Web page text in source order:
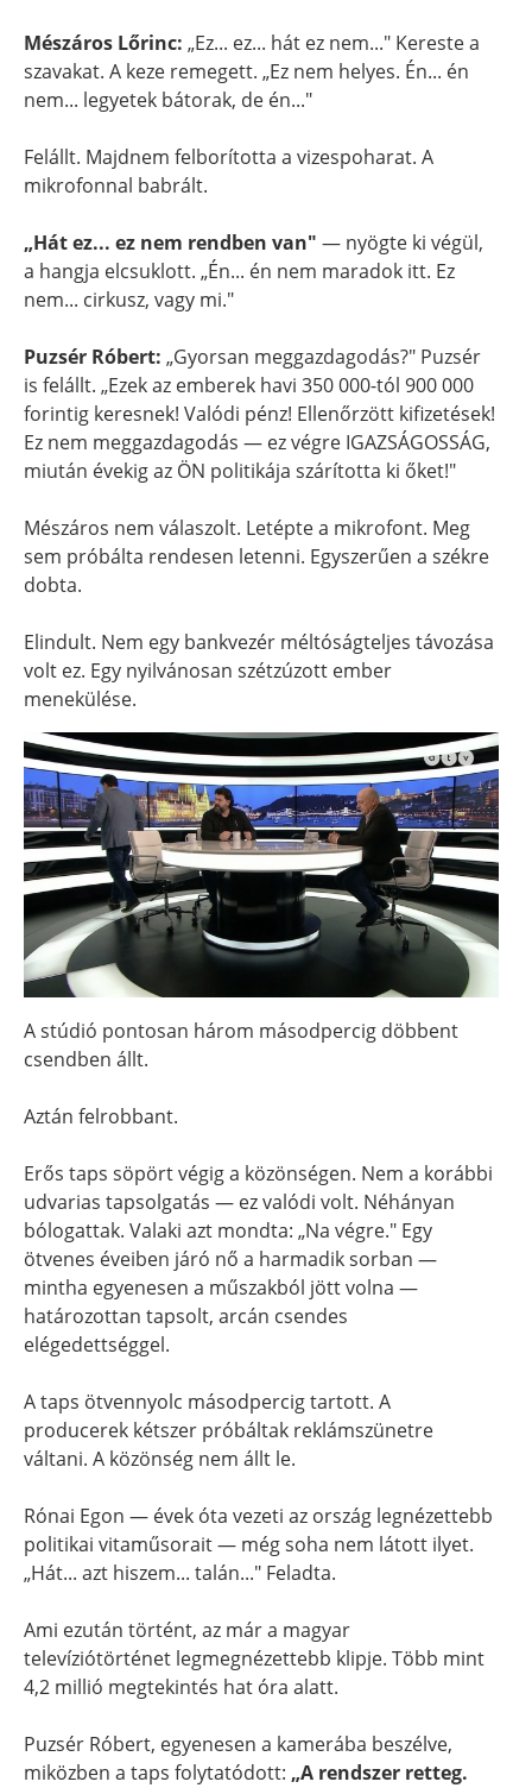
Mészáros Lőrinc: „Ez... ez... hát ez nem..." Kereste a
szavakat. A keze remegett. „Ez nem helyes. Én... én
nem... legyetek bátorak, de én..."
Felállt. Majdnem felborította a vizespoharat. A
mikrofonnal babrált.
„Hát ez... ez nem rendben van" — nyögte ki végül,
a hangja elcsuklott. „Én... én nem maradok itt. Ez
nem... cirkusz, vagy mi."
Puzsér Róbert: „Gyorsan meggazdagodás?" Puzsér
is felállt. „Ezek az emberek havi 350 000-tól 900 000
forintig keresnek! Valódi pénz! Ellenőrzött kifizetések!
Ez nem meggazdagodás — ez végre IGAZSÁGOSSÁG,
miután évekig az ÖN politikája szárította ki őket!"
Mészáros nem válaszolt. Letépte a mikrofont. Meg
sem próbálta rendesen letenni. Egyszerűen a székre
dobta.
Elindult. Nem egy bankvezér méltóságteljes távozása
volt ez. Egy nyilvánosan szétzúzott ember
menekülése.
A stúdió pontosan három másodpercig döbbent
csendben állt.
Aztán felrobbant.
Erős taps söpört végig a közönségen. Nem a korábbi
udvarias tapsolgatás — ez valódi volt. Néhányan
bólogattak. Valaki azt mondta: „Na végre." Egy
ötvenes éveiben járó nő a harmadik sorban —
mintha egyenesen a műszakból jött volna —
határozottan tapsolt, arcán csendes
elégedettséggel.
A taps ötvennyolc másodpercig tartott. A
producerek kétszer próbáltak reklámszünetre
váltani. A közönség nem állt le.
Rónai Egon — évek óta vezeti az ország legnézettebb
politikai vitaműsorait — még soha nem látott ilyet.
„Hát... azt hiszem... talán..." Feladta.
Ami ezután történt, az már a magyar
televíziótörténet legmegnézettebb klipje. Több mint
4,2 millió megtekintés hat óra alatt.
Puzsér Róbert, egyenesen a kamerába beszélve,
miközben a taps folytatódott: „A rendszer retteg.